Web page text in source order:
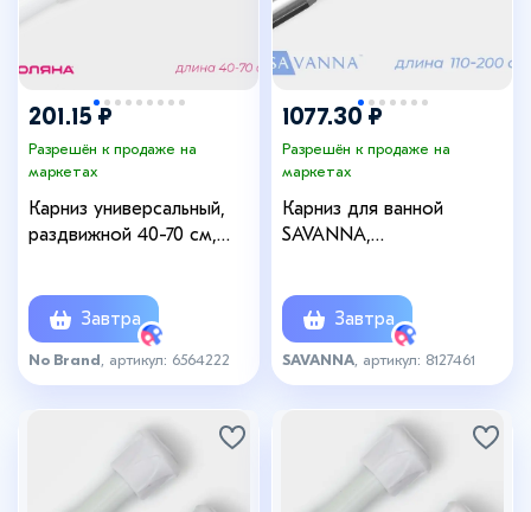
201.15 ₽
Разрешён к продаже на
маркетах
Карниз универсальный,
раздвижной 40-70 см,
Завтра
No Brand , артикул: 6564222
1077.30 ₽
Разрешён к продаже на
маркетах
Карниз для ванной
SAVANNA,
хромированный
Завтра
SAVANNA , артикул: 8127461